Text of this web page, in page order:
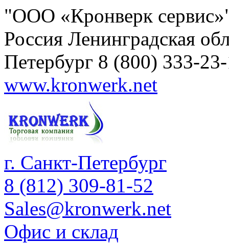
"ООО «Кронверк
Россия Ленинградская
Петербург 8 (800) 333-
www.kronwerk.net
г. Санкт-Петербург
8 (812) 309-81-52
Sales@kronwerk.net
Офис и склад